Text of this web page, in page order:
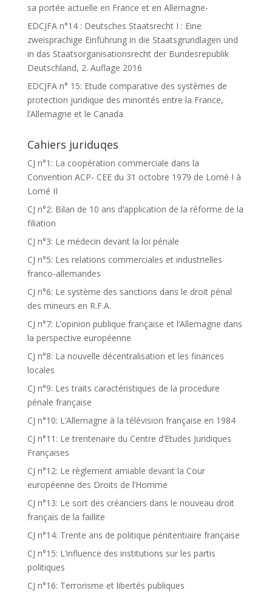
sa portée actuelle en France et en Allemagne-
EDCJFA n°14 : Deutsches Staatsrecht I : Eine
zweisprachige Einführung in die Staatsgrundlagen und
in das Staatsorganisationsrecht der Bundesrepublik
Deutschland, 2. Auflage 2016
EDCJFA n° 15: Etude comparative des systèmes de
protection juridique des minorités entre la France,
l’Allemagne et le Canada
Cahiers juriduqes
CJ n°1: La coopération commerciale dans la
Convention ACP- CEE du 31 octobre 1979 de Lomé I à
Lomé II
CJ n°2: Bilan de 10 ans d’application de la réforme de la
filiation
CJ n°3: Le médecin devant la loi pénale
CJ n°5: Les relations commerciales et industrielles
franco-allemandes
CJ n°6: Le système des sanctions dans le droit pénal
des mineurs en R.F.A.
CJ n°7: L’opinion publique française et l’Allemagne dans
la perspective européenne
CJ n°8: La nouvelle décentralisation et les finances
locales
CJ n°9: Les traits caractéristiques de la procedure
pénale française
CJ n°10: L’Allemagne à la télévision française en 1984
CJ n°11: Le trentenaire du Centre d’Etudes Juridiques
Françaises
CJ n°12: Le règlement amiable devant la Cour
européenne des Droits de l’Homme
CJ n°13: Le sort des créanciers dans le nouveau droit
français de la faillite
CJ n°14: Trente ans de politique pénitentiaire française
CJ n°15: L’influence des institutions sur les partis
politiques
CJ n°16: Terrorisme et libertés publiques